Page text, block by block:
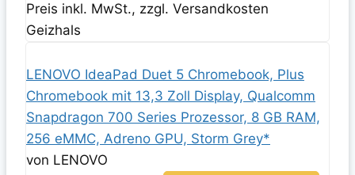
Preis inkl. MwSt., zzgl. Versandkosten
Geizhals
LENOVO IdeaPad Duet 5 Chromebook, Plus
Chromebook mit 13,3 Zoll Display, Qualcomm
Snapdragon 700 Series Prozessor, 8 GB RAM,
256 eMMC, Adreno GPU, Storm Grey*
von LENOVO